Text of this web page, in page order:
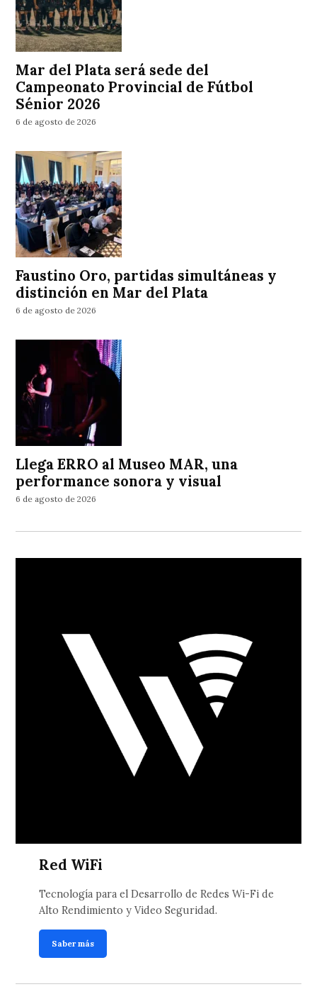
Mar del Plata será sede del
Campeonato Provincial de Fútbol
Sénior 2026
6 de agosto de 2026
Faustino Oro, partidas simultáneas y
distinción en Mar del Plata
6 de agosto de 2026
Llega ERRO al Museo MAR, una
performance sonora y visual
6 de agosto de 2026
Red WiFi
Tecnología para el Desarrollo de Redes Wi-Fi de
Alto Rendimiento y Video Seguridad.
Saber más